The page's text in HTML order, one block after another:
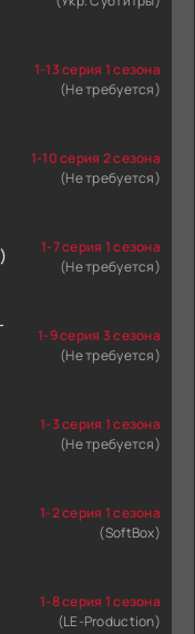
1-13 серия 1 сезона
(Не требуется)
1-10 серия 2 сезона
(Не требуется)
1-7 серия 1 сезона
(Не требуется)
1-9 серия 3 сезона
(Не требуется)
1-3 серия 1 сезона
(Не требуется)
1-2 серия 1 сезона
(SoftBox)
1-8 серия 1 сезона
(LE-Production)